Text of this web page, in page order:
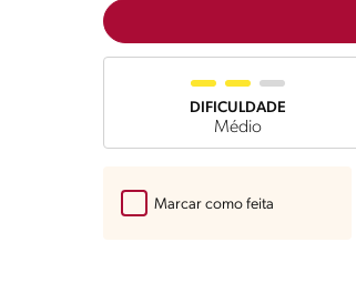
DIFICULDADE
Médio
Marcar como feita